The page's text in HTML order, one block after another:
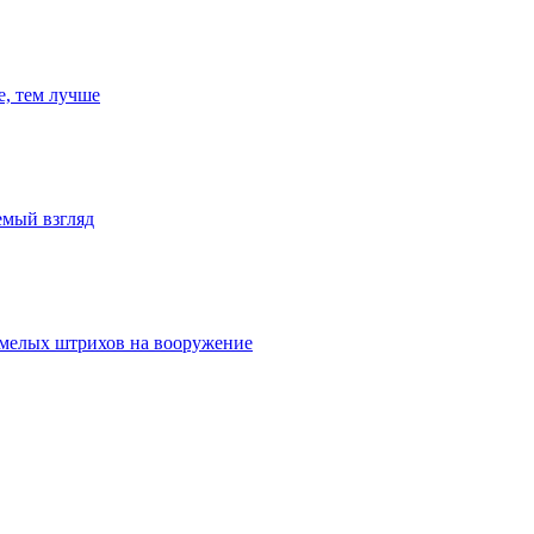
тем лучше
взгляд
штрихов на вооружение